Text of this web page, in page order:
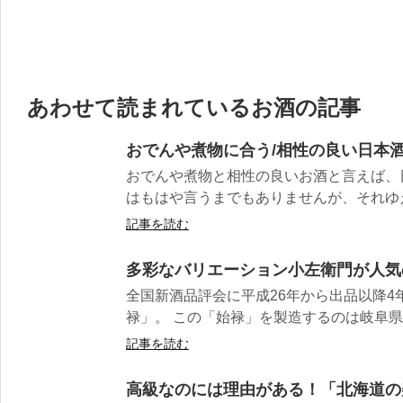
あわせて読まれているお酒の記事
おでんや煮物に合う/相性の良い日本
おでんや煮物と相性の良いお酒と言えば
はもはや言うまでもありませんが、それ
記事を読む
多彩なバリエーション小左衛門が人
全国新酒品評会に平成26年から出品以降4
禄」。 この「始禄」を製造するのは岐阜
記事を読む
高級なのには理由がある！「北海道